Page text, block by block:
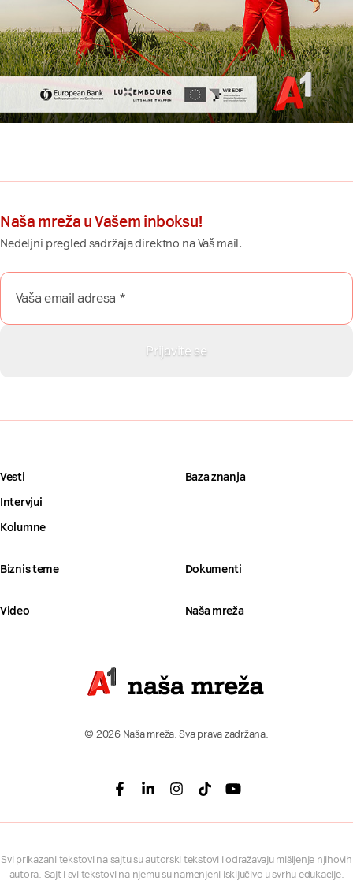
Naša mreža u Vašem inboksu!
Nedeljni pregled sadržaja direktno na Vaš mail.
Vesti
Intervjui
Kolumne
Baza znanja
Biznis teme Dokumenti
Video Naša mreža
© 2026 Naša mreža. Sva prava zadržana.
Facebook
LinkedinInstagram
TiktokYoutube
Svi prikazani tekstovi na sajtu su autorski tekstovi i odražavaju mišljenje njihovih
autora. Sajt i svi tekstovi na njemu su namenjeni isključivo u svrhu edukacije.